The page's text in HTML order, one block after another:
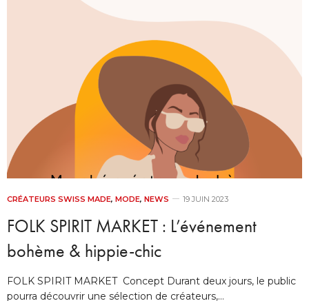
CRÉATEURS SWISS MADE, MODE, NEWS 19 JUIN 2023
FOLK SPIRIT MARKET : L’événement
bohème & hippie-chic
FOLK SPIRIT MARKET Concept Durant deux jours, le public
pourra découvrir une sélection de créateurs,…